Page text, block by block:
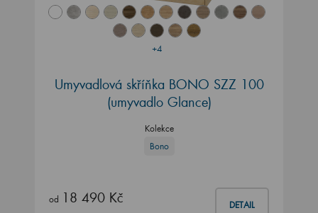
+4
Umyvadlová skříňka BONO SZZ 100
(umyvadlo Glance)
Kolekce
Bono
od 18 490 Kč DETAIL